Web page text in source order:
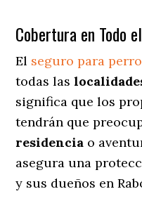
Cobertura en Todo
El seguro para
todas las
significa que los
tendrán que
residencia o
asegura una
y sus dueños en